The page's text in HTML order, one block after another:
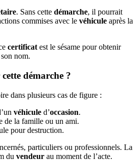
. Sans cette démarche, il pourrait
commises avec le véhicule après la
certificat est le sésame pour obtenir
nom.
démarche ?
dans plusieurs cas de figure :
véhicule d’occasion.
de la famille ou un ami.
pour destruction.
particuliers ou professionnels. La
du vendeur au moment de l’acte.